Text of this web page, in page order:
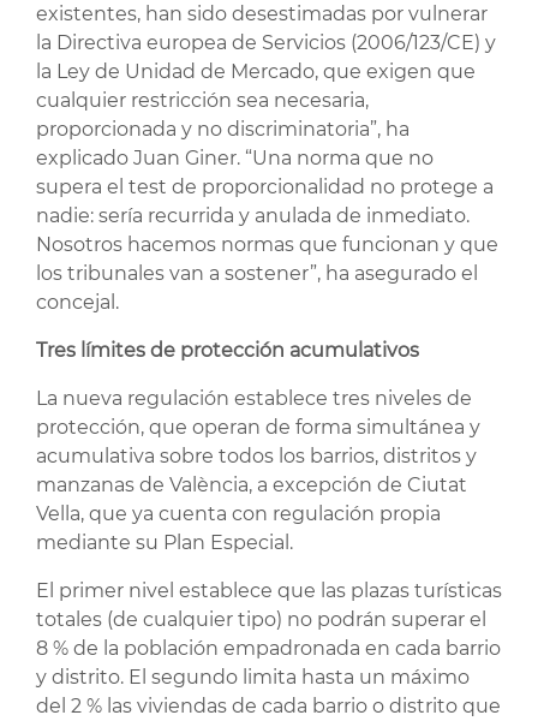
existentes, han sido desestimadas por vulnerar
la Directiva europea de Servicios (2006/123/CE) y
la Ley de Unidad de Mercado, que exigen que
cualquier restricción sea necesaria,
proporcionada y no discriminatoria”, ha
explicado Juan Giner. “Una norma que no
supera el test de proporcionalidad no protege a
nadie: sería recurrida y anulada de inmediato.
Nosotros hacemos normas que funcionan y que
los tribunales van a sostener”, ha asegurado el
concejal.
Tres límites de protección acumulativos
La nueva regulación establece tres niveles de
protección, que operan de forma simultánea y
acumulativa sobre todos los barrios, distritos y
manzanas de València, a excepción de Ciutat
Vella, que ya cuenta con regulación propia
mediante su Plan Especial.
El primer nivel establece que las plazas turísticas
totales (de cualquier tipo) no podrán superar el
8 % de la población empadronada en cada barrio
y distrito. El segundo limita hasta un máximo
del 2 % las viviendas de cada barrio o distrito que